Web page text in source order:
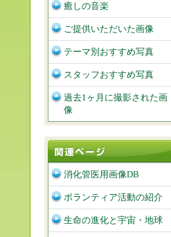
癒しの音楽
ご提供いただいた画像
テーマ別おすすめ写真
スタッフおすすめ写真
過去1ヶ月に撮影された画
像
消化管医用画像DB
ボランティア活動の紹介
生命の進化と宇宙・地球